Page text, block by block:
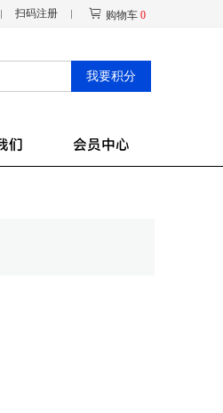
扫码注册 购物车 0
我要积分
们 会员中心